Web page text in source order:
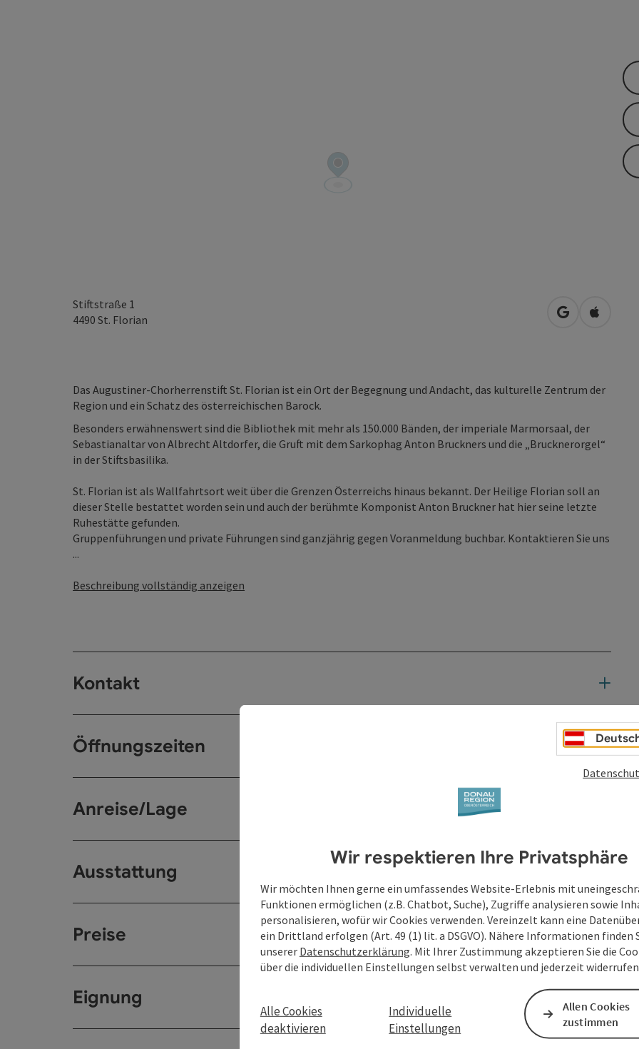
Stiftstraße 1
4490 St. Florian in Googlein Apple
Das Augustiner-Chorherrenstift St. Florian ist ein Ort der Begegnung und Andacht, das kulturelle Zentrum der
Region und ein Schatz des österreichischen Barock.
Besonders erwähnenswert sind die Bibliothek mit mehr als 150.000 Bänden, der imperiale Marmorsaal, der
Sebastianaltar von Albrecht Altdorfer, die Gruft mit dem Sarkophag Anton Bruckners und die „Brucknerorgel“
in der Stiftsbasilika.
St. Florian ist als Wallfahrtsort weit über die Grenzen Österreichs hinaus bekannt. Der Heilige Florian soll an
dieser Stelle bestattet worden sein und auch der berühmte Komponist Anton Bruckner hat hier seine letzte
Ruhestätte gefunden.
Gruppenführungen und private Führungen sind ganzjährig gegen Voranmeldung buchbar. Kontaktieren Sie uns
...
Beschreibung vollständig anzeigen
Kontakt
Öffnungszeiten
Anreise/Lage
Ausstattung
Preise
Eignung
Wir respektieren Ihre Privatsphäre
Wir möchten Ihnen gerne ein umfassendes Website-Erlebnis mit
Funktionen ermöglichen (z.B. Chatbot, Suche), Zugriffe analysieren sowie
personalisieren, wofür wir Cookies verwenden. Vereinzelt kann eine
ein Drittland erfolgen (Art. 49 (1) lit. a DSGVO). Nähere Informationen finden
unserer Datenschutzerklärung. Mit Ihrer Zustimmung akzeptieren Sie die
über die individuellen Einstellungen selbst verwalten und jederzeit
Alle Cookies
deaktivieren
Individuelle
Einstellungen
Allen Cookies
zustimmen